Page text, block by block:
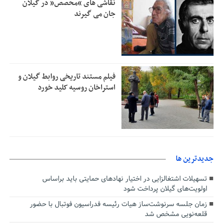
9:30
نقاشی های “محصص” در گیلان
جان می گیرند
فیلم مستند تاریخی روابط گیلان و
استراخان روسیه کلید خورد
جديدترين ها
تسهیلات اشتغالزایی در اختیار نهادهای حمایتی باید براساس
اولویت‌های گیلان پرداخت شود
زمان جلسه سرنوشت‌ساز هیات رئیسه فدراسیون فوتبال با حضور
قلعه‌نویی مشخص شد